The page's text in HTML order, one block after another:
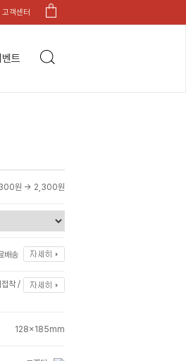
고객센터
벤트
원 → 2,300원
배송
접착 /
128x185mm